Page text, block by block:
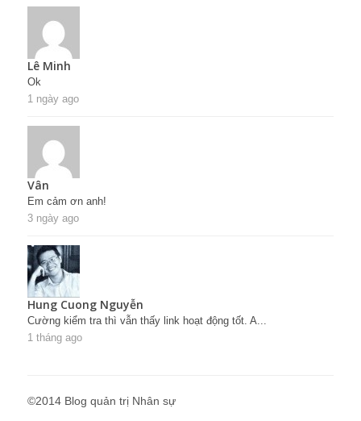
Lê Minh
Ok
1 ngày ago
Vân
Em cảm ơn anh!
3 ngày ago
Hung Cuong Nguyễn
Cường kiểm tra thì vẫn thấy link hoạt động tốt. A...
1 tháng ago
©2014 Blog quản trị Nhân sự